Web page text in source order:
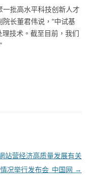
批高水平科技创新人才
长董君伟说，“中试基
理技术。截至目前，我们
站营经济高质量发展有关
情况举行发布会_中国网 →